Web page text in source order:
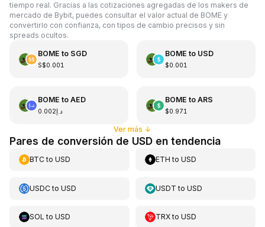
tiempo real. Gracias a las cotizaciones agregadas de los makers de
mercado de Bybit, puedes consultar el valor actual de BOME y
convertirlo con confianza, con tipos de cambio precisos y sin
spreads ocultos.
BOME to SGD
S$0.001
BOME to USD
$0.001
BOME to AED
د.إ0.002
BOME to ARS
$0.971
Ver más ↓
Pares de conversión de USD en tendencia
BTCto USD ETH toUSD
USDCto USD USDT toUSD
SOL to USD TRXtoUSD